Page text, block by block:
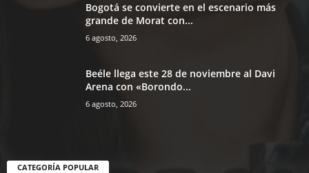
Bogotá se convierte en el escenario más
grande de Morat con...
6 agosto, 2026
Beéle llega este 28 de noviembre al Davi
Arena con «Borondo...
6 agosto, 2026
CATEGORÍA POPULAR